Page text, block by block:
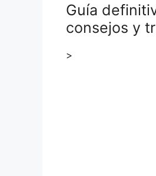
Guía
consejos y
>